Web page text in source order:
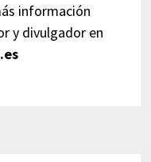
información
y divulgador en